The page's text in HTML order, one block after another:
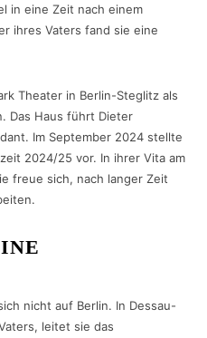
in eine Zeit nach einem
ihres Vaters fand sie eine
Theater in Berlin-Steglitz als
Das Haus führt Dieter
Im September 2024 stellte
2024/25 vor. In ihrer Vita am
freue sich, nach langer Zeit
nicht auf Berlin. In Dessau-
leitet sie das